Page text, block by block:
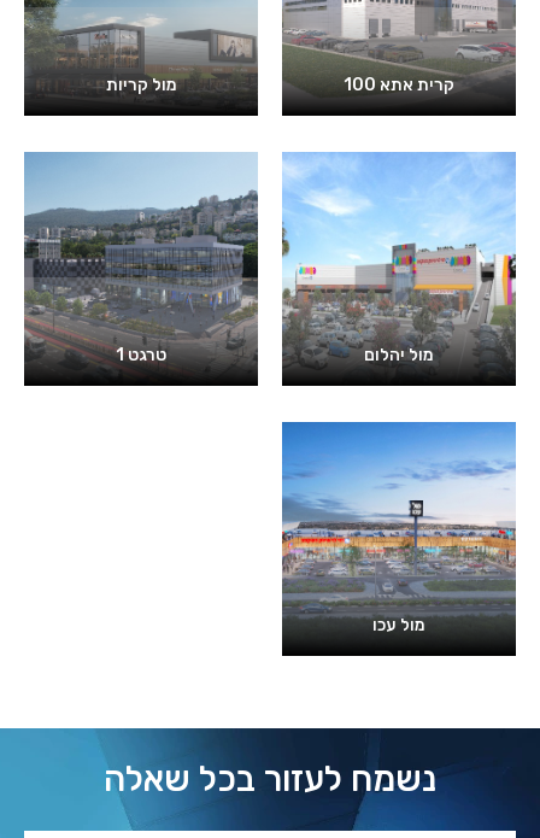
קרית אתא 100 מול קריות
מול יהלום טרגט 1
מול עכו
נשמח לעזור בכל שאלה